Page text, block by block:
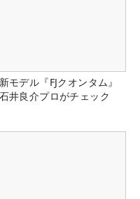
モデル『FJクオンタム』
井良介プロがチェック